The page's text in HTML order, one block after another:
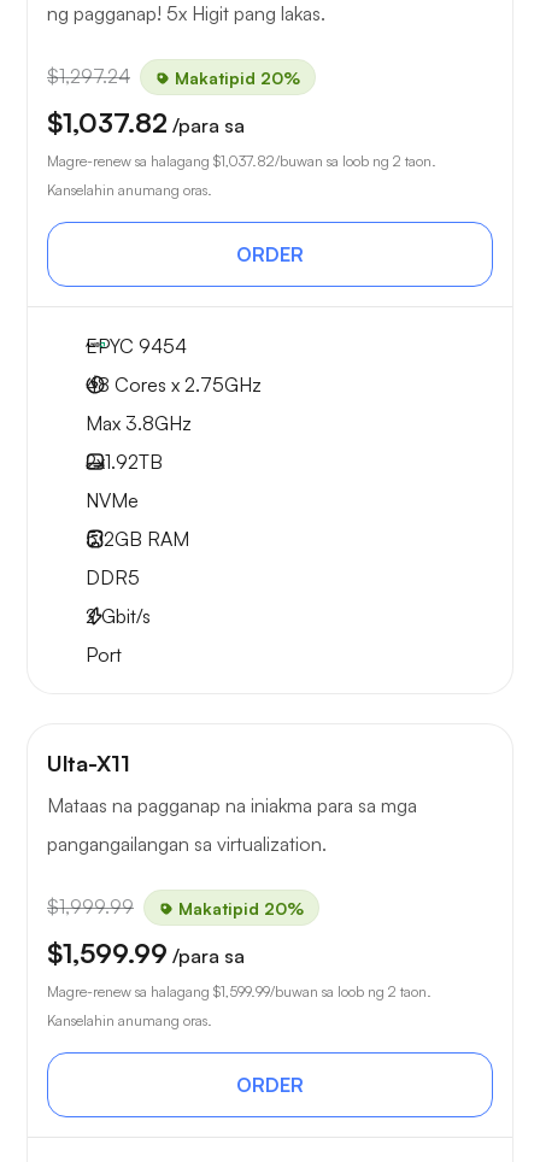
ng pagganap! 5x Higit pang lakas.
$1,297.24 Makatipid 20%
$1,037.82 /para sa
Magre-renew sa halagang $1,037.82/buwan sa loob ng 2 taon.
Kanselahin anumang oras.
ORDER
EPYC 9454
48 Cores x 2.75GHz
Max 3.8GHz
2x1.92TB
NVMe
512GB RAM
DDR5
2Gbit/s
Port
Ulta-X11
Mataas na pagganap na iniakma para sa mga
pangangailangan sa virtualization.
$1,999.99 Makatipid 20%
$1,599.99 /para sa
Magre-renew sa halagang $1,599.99/buwan sa loob ng 2 taon.
Kanselahin anumang oras.
ORDER